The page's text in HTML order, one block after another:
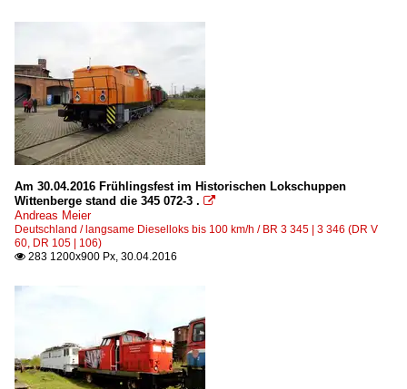
Am 30.04.2016 Frühlingsfest im Historischen Lokschuppen
Wittenberge stand die 345 072-3 . 
Andreas Meier
Deutschland / langsame Dieselloks bis 100 km/h / BR 3 345 | 3 346 (DR V
60, DR 105 | 106)
 283 1200x900 Px, 30.04.2016